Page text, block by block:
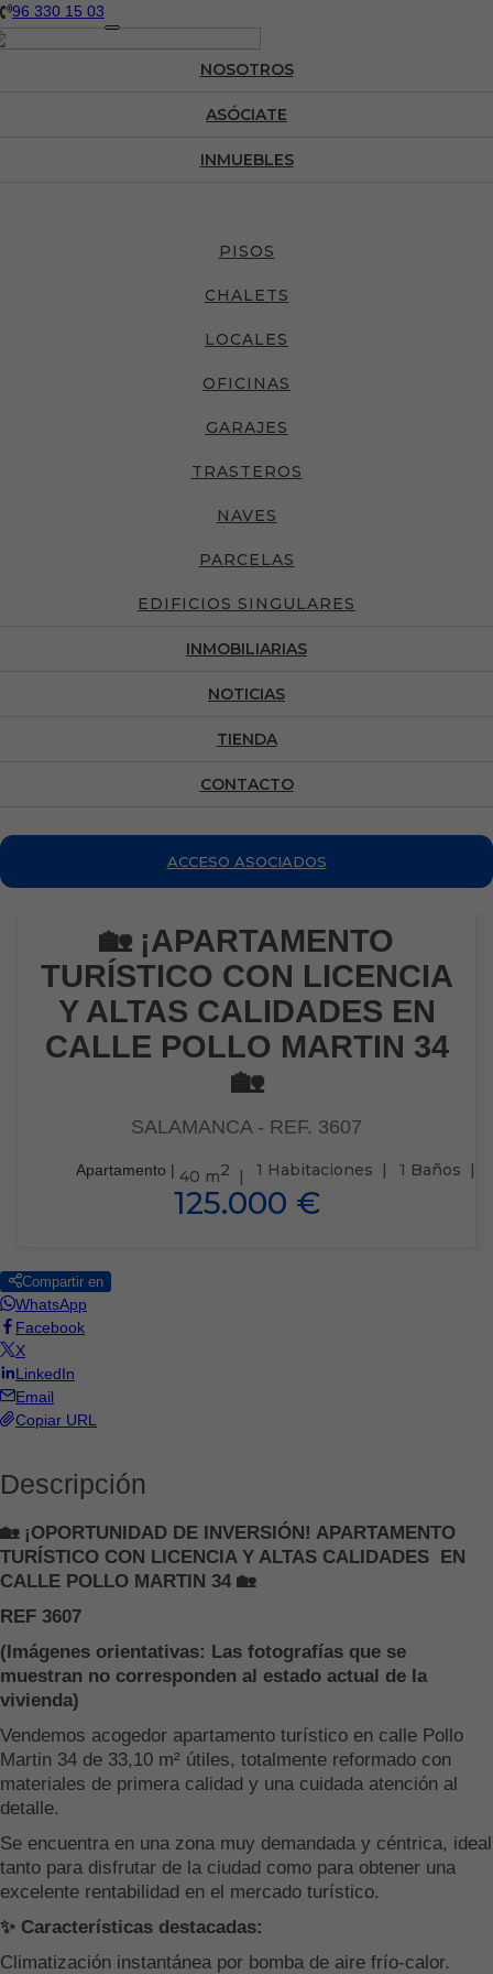
96 330 15 03
Toggle
navigation
NOSOTROS
ASÓCIATE
INMUEBLES
PISOS
CHALETS
LOCALES
OFICINAS
GARAJES
TRASTEROS
NAVES
PARCELAS
EDIFICIOS SINGULARES
INMOBILIARIAS
NOTICIAS
TIENDA
CONTACTO
ACCESO ASOCIADOS
🏡 ¡APARTAMENTO
TURÍSTICO CON LICENCIA
Y ALTAS CALIDADES EN
CALLE POLLO MARTIN 34
🏡
SALAMANCA- REF. 3607
Apartamento | 40 m2 | 1 Habitaciones | 1 Baños |
125.000 €
Compartir en
WhatsApp
Facebook
X
LinkedIn
Email
Copiar URL
Descripción
🏡 ¡OPORTUNIDAD DE INVERSIÓN! APARTAMENTO
TURÍSTICO CON LICENCIA Y ALTAS CALIDADES EN
CALLE POLLO MARTIN 34 🏡
REF 3607
(Imágenes orientativas: Las fotografías que se
muestran no corresponden al estado actual de la
vivienda)
Vendemos acogedor apartamento turístico en calle Pollo
Martin 34 de 33,10 m² útiles, totalmente reformado con
materiales de primera calidad y una cuidada atención al
detalle.
Se encuentra en una zona muy demandada y céntrica, ideal
tanto para disfrutar de la ciudad como para obtener una
excelente rentabilidad en el mercado turístico.
✨ Características destacadas:
Climatización instantánea por bomba de aire frío-calor.